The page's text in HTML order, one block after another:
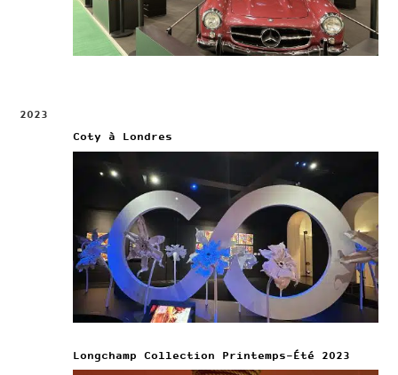
2023
Coty à Londres
Longchamp Collection Printemps-Été 2023